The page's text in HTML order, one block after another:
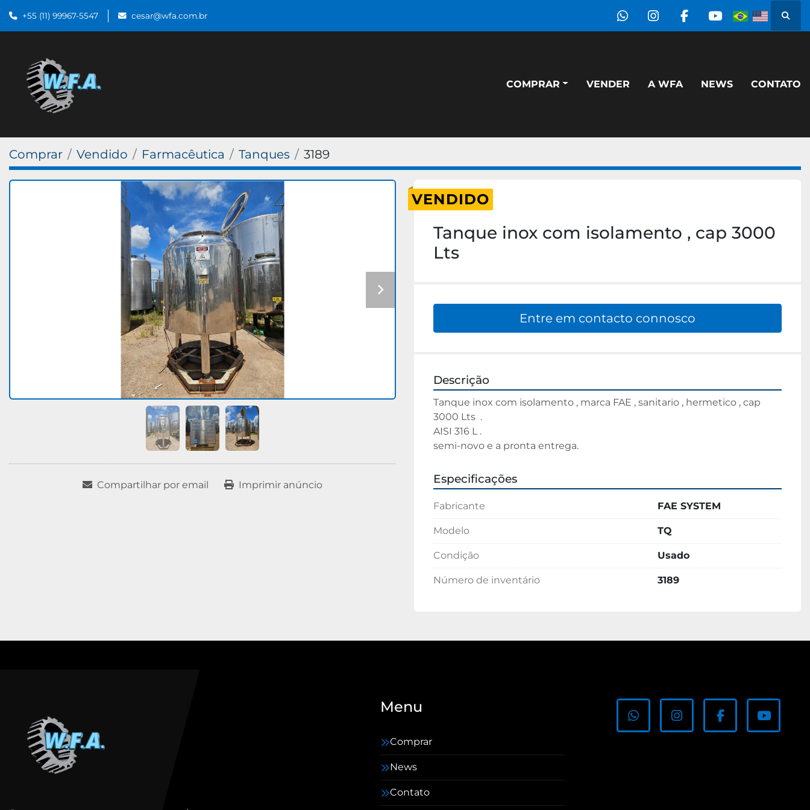
+55 (11) 99967-5547 cesar@wfa.com.br
whatsappinstagram
facebook
youtube
COMPRAR NEWS
VENDER A WFA CONTATO
Comprar Vendido Farmacêutica Tanques 3189
Compartilhar por email Imprimir anúncio
VENDIDO
Tanque inox com isolamento , cap 3000
Lts
Entre em contacto connosco
Descrição
Tanque inox com isolamento , marca FAE , sanitario , hermetico , cap
3000 Lts  .
AISI 316 L .
semi-novo e a pronta entrega.
Especificações
Fabricante FAE SYSTEM
Modelo TQ
Condição Usado
Número de inventário 3189
Menu
Comprar
News
Contato
whatsappinstagramfacebook